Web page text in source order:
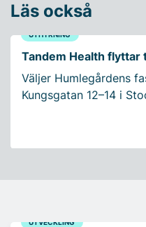
Läs också
UTHYRNING
Tandem Health flyttar
Väljer Humlegårdens
Kungsgatan 12–14 i
UTVECKLING